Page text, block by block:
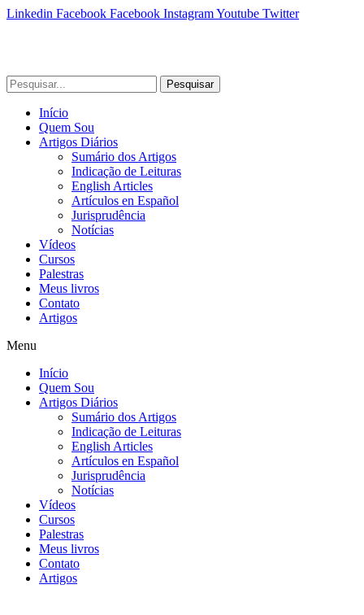
Linkedin Facebook Facebook InstagramYoutube Twitter
Pesquisar
Início
Quem Sou
Artigos Diários
Sumário dos Artigos
Indicação de Leituras
English Articles
Artículos en Español
Jurisprudência
Notícias
Vídeos
Cursos
Palestras
Meus livros
Contato
Artigos
Menu
Início
Quem Sou
Artigos Diários
Sumário dos Artigos
Indicação de Leituras
English Articles
Artículos en Español
Jurisprudência
Notícias
Vídeos
Cursos
Palestras
Meus livros
Contato
Artigos